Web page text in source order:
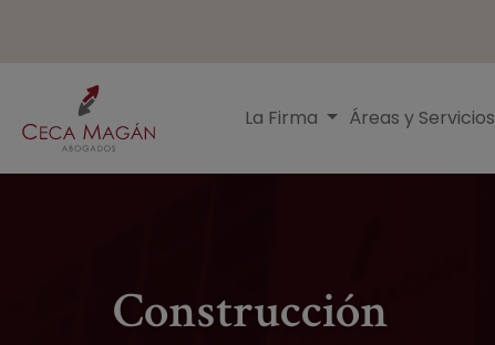
La Firma Áreas y Servicios
Construcción